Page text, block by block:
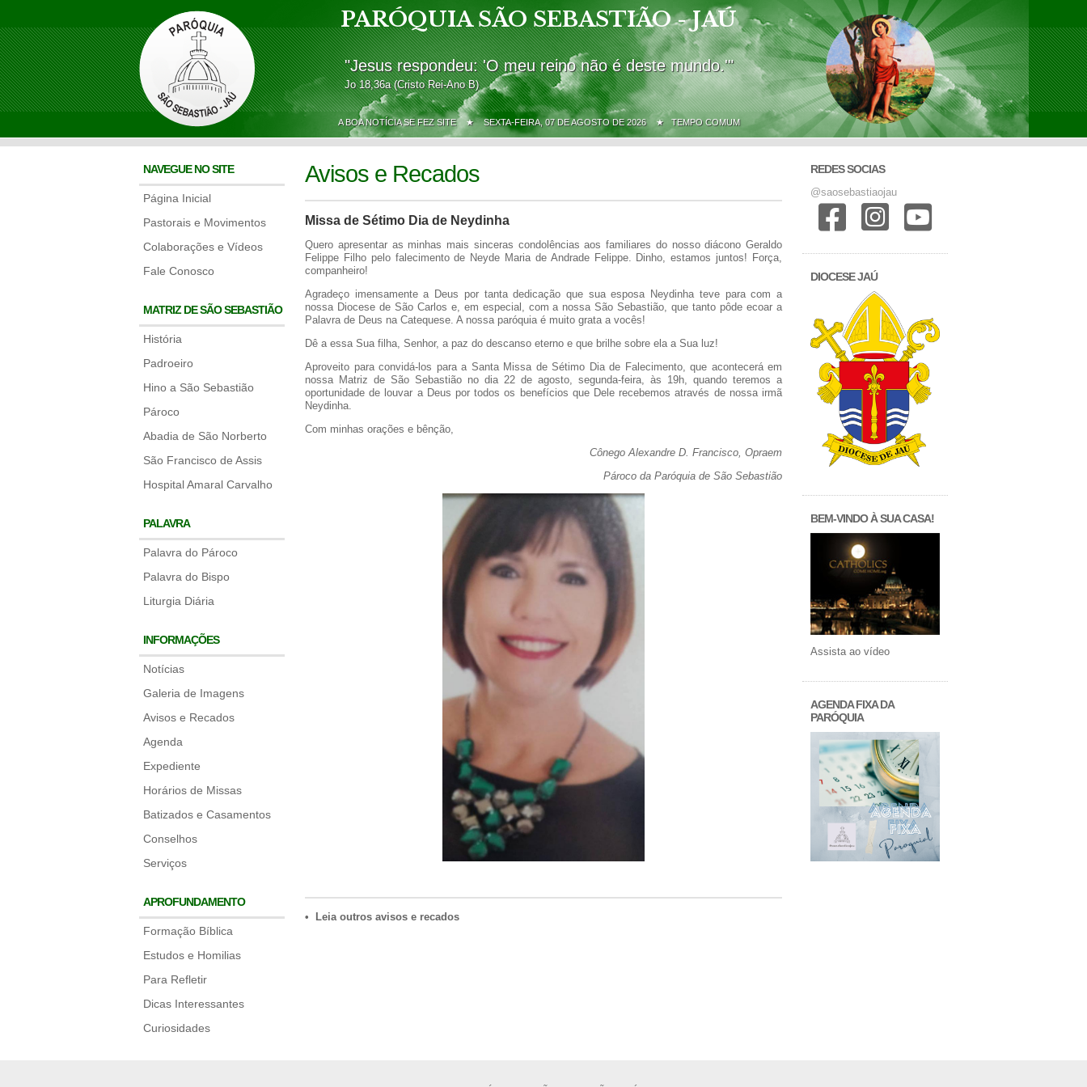
PARÓQUIA SÃO SEBASTIÃO - JAÚ
"Jesus respondeu: 'O meu reino não é deste mundo.'"
Jo 18,36a (Cristo Rei-Ano B)
A BOA NOTÍCIA SE FEZ SITE ★SEXTA-FEIRA, 07 DE AGOSTO DE 2026 ★ TEMPO COMUM
NAVEGUE NO SITE
Página Inicial
Pastorais e Movimentos
Colaborações e Vídeos
Fale Conosco
MATRIZ DE SÃO SEBASTIÃO
História
Padroeiro
Hino a São Sebastião
Pároco
Abadia de São Norberto
São Francisco de Assis
Hospital Amaral Carvalho
PALAVRA
Palavra do Pároco
Palavra do Bispo
Liturgia Diária
INFORMAÇÕES
Notícias
Galeria de Imagens
Avisos e Recados
Agenda
Expediente
Horários de Missas
Batizados e Casamentos
Conselhos
Serviços
APROFUNDAMENTO
Formação Bíblica
Estudos e Homilias
Para Refletir
Dicas Interessantes
Curiosidades
Avisos e Recados
Missa de Sétimo Dia de Neydinha
Quero apresentar as minhas mais sinceras condolências aos familiares do nosso diácono Geraldo
Felippe Filho pelo falecimento de Neyde Maria de Andrade Felippe. Dinho, estamos juntos! Força,
companheiro!
Agradeço imensamente a Deus por tanta dedicação que sua esposa Neydinha teve para com a
nossa Diocese de São Carlos e, em especial, com a nossa São Sebastião, que tanto pôde ecoar a
Palavra de Deus na Catequese. A nossa paróquia é muito grata a vocês!
Dê a essa Sua filha, Senhor, a paz do descanso eterno e que brilhe sobre ela a Sua luz!
Aproveito para convidá-los para a Santa Missa de Sétimo Dia de Falecimento, que acontecerá em
nossa Matriz de São Sebastião no dia 22 de agosto, segunda-feira, às 19h, quando teremos a
oportunidade de louvar a Deus por todos os benefícios que Dele recebemos através de nossa irmã
Neydinha.
Com minhas orações e bênção,
Cônego Alexandre D. Francisco, Opraem
Pároco da Paróquia de São Sebastião
• Leia outros avisos e recados
REDES SOCIAS
@saosebastiaojau
DIOCESE JAÚ
BEM-VINDO À SUA CASA!
Assista ao vídeo
AGENDA FIXA DA
PARÓQUIA